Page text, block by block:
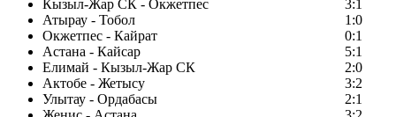
Кызыл-Жар СК - Окжетпес
3:1
Атырау - Тобол
1:0
Окжетпес - Кайрат
0:1
Астана - Кайсар
5:1
Елимай - Кызыл-Жар СК
2:0
Актобе - Жетысу
3:2
Улытау - Ордабасы
2:1